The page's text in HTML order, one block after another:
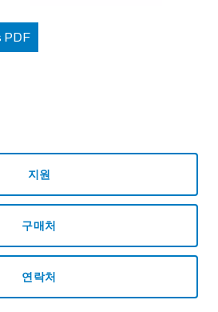
PDF
지원
구매처
연락처